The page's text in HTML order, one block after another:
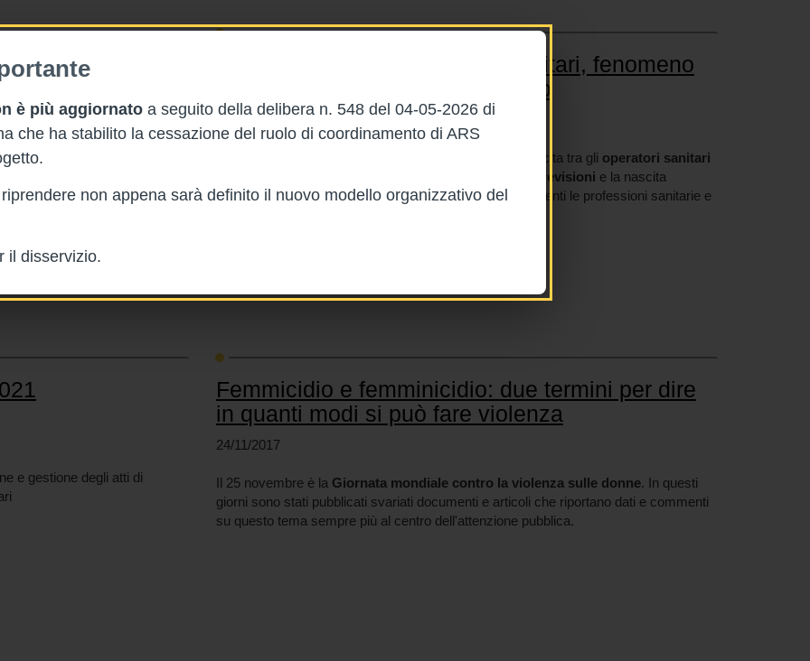
è più aggiornato a seguito della delibera n. 548 del 04-05-2026 di
che ha stabilito la cessazione del ruolo di coordinamento di ARS
non appena sarà definito il nuovo modello organizzativo del
il disservizio.
delle attività della Rete
relativo allegato A che
Rete regionale Codice Rosa
Violenza contro gli operatori sanitari, fenomeno
allarmante e spesso sottostimato
13/2/2023
è un fenomeno in crescita tra gli operatori sanitari
due revisioni e la nascita
dell'Osservatorio nazionale sulla sicurezza degli esercenti le professioni sanitarie e
e gestione degli atti di
Femmicidio e femminicidio: due termini per dire
in quanti modi si può fare violenza
24/11/2017
Il 25 novembre è la Giornata mondiale contro la violenza sulle donne. In questi
giorni sono stati pubblicati svariati documenti e articoli che riportano dati e commenti
su questo tema sempre più al centro dell'attenzione pubblica.